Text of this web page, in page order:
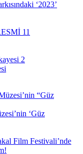
‘2023’
‘Güz